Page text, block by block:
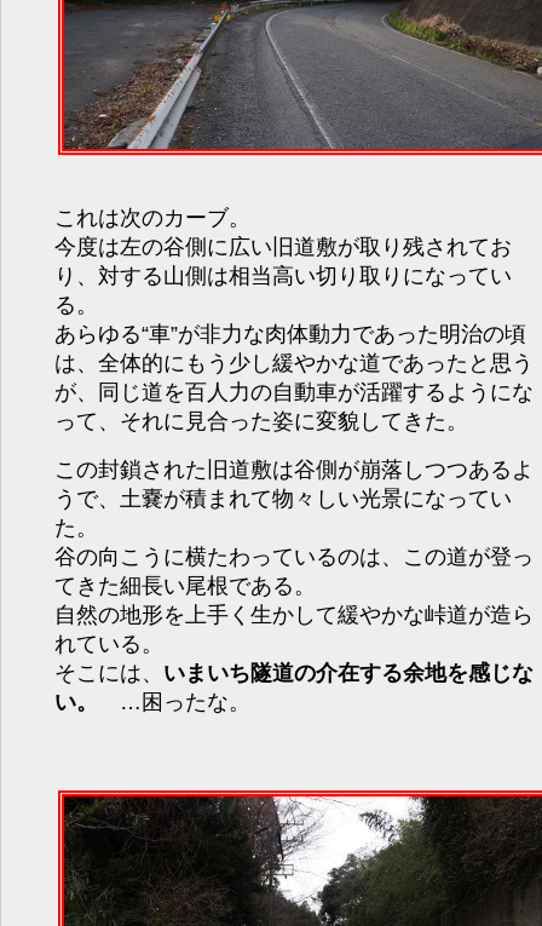
これは次のカーブ。
今度は左の谷側に広い旧道敷が取り残されてお
り、対する山側は相当高い切り取りになってい
る。
あらゆる“車”が非力な肉体動力であった明治の頃
は、全体的にもう少し緩やかな道であったと思う
が、同じ道を百人力の自動車が活躍するようにな
って、それに見合った姿に変貌してきた。
この封鎖された旧道敷は谷側が崩落しつつあるよ
うで、土嚢が積まれて物々しい光景になってい
た。
谷の向こうに横たわっているのは、この道が登っ
てきた細長い尾根である。
自然の地形を上手く生かして緩やかな峠道が造ら
れている。
そこには、 いまいち隧道の介在する余地を感じな
い。
…困ったな。